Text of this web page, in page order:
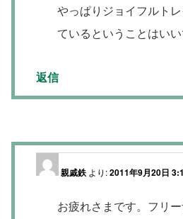
やっぱりジョイフルト
ているということはいい
返信
親戚鉄 より:2011年9月20日
お疲れさまです。フリ